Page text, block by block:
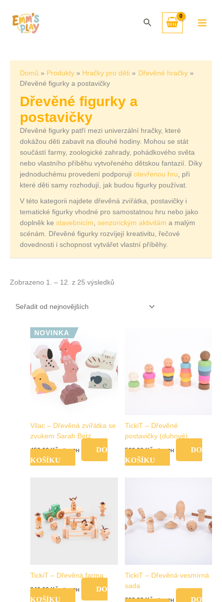
obsah
Hledat
Domů Produkty Hračky pro děti
Dřevěné hračky
Dřevěné figurky a postavičky
Dřevěné figurky a
postavičky
Dřevěné figurky patří mezi univerzální hračky, které
dokážou děti zabavit na dlouhé hodiny. Mohou se stát
součástí farmy, zoologické zahrady, pohádkového světa
nebo vlastního příběhu vytvořeného dětskou fantazií. Díky
jednoduchému provedení podporují otevřenou hru, při
které děti samy rozhodují, jak budou figurky používat.
V této kategorii najdete dřevěná zvířátka, postavičky i
tematické figurky vhodné pro samostatnou hru nebo jako
doplněk ke stavebnicím, senzorickým aktivitám a malým
scénám. Dřevěné figurky rozvíjejí kreativitu, řečové
dovednosti i schopnost vytvářet vlastní příběhy.
Zobrazeno 1. – 12. z 25 výsledků
nejnovějších
NOVINKA
Vilac – Dřevěná zvířátka se
zvukem Sarah Betz
459,00Kč vč. DPH
DO
KOŠÍKU
TickiT – Dřevěné
postavičky (duhové)
569,00Kč vč. DPH
DO
KOŠÍKU
TickiT – Dřevěná farma
849,00Kč vč. DPH
DO
KOŠÍKU
TickiT – Dřevěná vesmírná
sada
699,00Kč vč. DPH
DO